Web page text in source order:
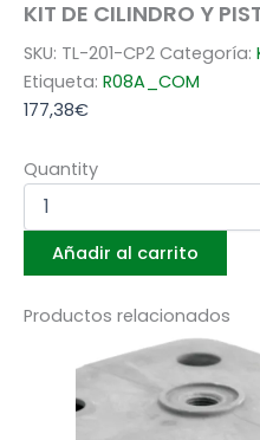
KIT DE CILINDRO Y
SKU: TL-201-CP2 Categoría:
Etiqueta: R08A_COM
177,38€
Quantity
Añadir al carrito
Productos relacionados